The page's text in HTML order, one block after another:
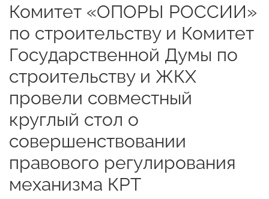
Комитет «ОПОРЫ РОССИИ»
по строительству и Комитет
Государственной Думы по
строительству и ЖКХ
провели совместный
круглый стол о
совершенствовании
правового регулирования
механизма КРТ